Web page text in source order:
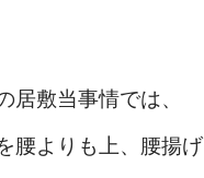
居敷当事情では、
腰よりも上、腰揚げ